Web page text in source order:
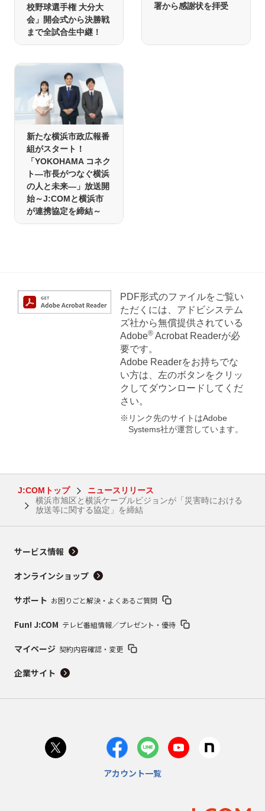
校野球選手権 大分大
会」開会式から決勝戦
まで全試合生中継！
署から感謝状を拝受
新たな横浜市政広報番
組がスタート！
「YOKOHAMA コネク
ト―市長がつなぐ横浜
の人と未来―」放送開
始～J:COMと横浜市
が連携協定を締結～
PDF形式のファイルをご覧い
ただくには、アドビシステム
ズ社から無償提供されている
Adobe®Acrobat Readerが必
要です。
Adobe Readerをお持ちでな
い方は、左のボタンをクリッ
クしてダウンロードしてくだ
さい。
※リンク先のサイトはAdobe
Systems社が運営しています。
J:COMトップ
ニュースリリース
横浜市旭区と横浜ケーブルビジョンが「災害時における
放送等に関する協定」を締結
サービス情報
オンラインショップ
サポート お困りごと解決・よくあるご質問
Fun! J:COM テレビ番組情報／プレゼント・優待
マイページ 契約内容確認・変更
企業サイト
アカウント一覧